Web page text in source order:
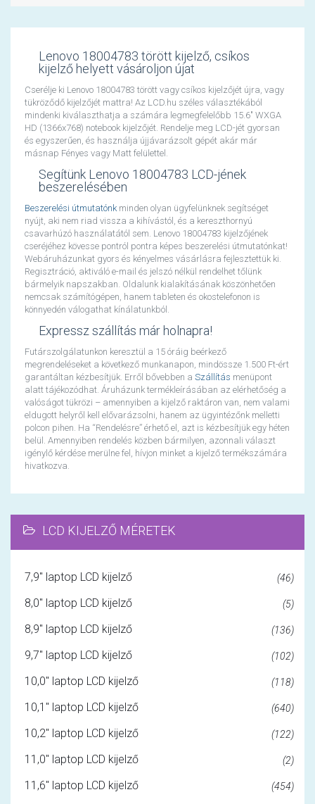
Lenovo 18004783 törött kijelző, csíkos
kijelző helyett vásároljon újat
Cserélje ki Lenovo 18004783 törött vagy csíkos kijelzőjét újra, vagy
tükröződő kijelzőjét mattra! Az LCD.hu széles választékából
mindenki kiválaszthatja a számára legmegfelelőbb 15.6" WXGA
HD (1366x768) notebook kijelzőjét. Rendelje meg LCD-jét gyorsan
és egyszerűen, és használja újjávarázsolt gépét akár már
másnap Fényes vagy Matt felülettel.
Segítünk Lenovo 18004783 LCD-jének
beszerelésében
Beszerelési útmutatónkminden olyan ügyfelünknek segítséget
nyújt, aki nem riad vissza a kihívástól, és a kereszthornyú
csavarhúzó használatától sem. Lenovo 18004783 kijelzőjének
cseréjéhez kövesse pontról pontra képes beszerelési útmutatónkat!
Webáruházunkat gyors és kényelmes vásárlásra fejlesztettük ki.
Regisztráció, aktiváló e-mail és jelszó nélkül rendelhet tőlünk
bármelyik napszakban. Oldalunk kialakításának köszönhetően
nemcsak számítógépen, hanem tableten és okostelefonon is
könnyedén válogathat kínálatunkból.
Expressz szállítás már holnapra!
Futárszolgálatunkon keresztül a 15 óráig beérkező
megrendeléseket a következő munkanapon, mindössze 1.500 Ft-ért
garantáltan kézbesítjük. Erről bővebben a Szállítás menüpont
alatt tájékozódhat. Áruházunk termékleírásában az elérhetőség a
valóságot tükrözi – amennyiben a kijelző raktáron van, nem valami
eldugott helyről kell elővarázsolni, hanem az ügyintézőnk melletti
polcon pihen. Ha “Rendelésre” érhető el, azt is kézbesítjük egy héten
belül. Amennyiben rendelés közben bármilyen, azonnali választ
igénylő kérdése merülne fel, hívjon minket a kijelző termékszámára
hivatkozva.
LCD KIJELZŐ MÉRETEK
7,9" laptop LCD kijelző (46)
8,0" laptop LCD kijelző (5)
8,9" laptop LCD kijelző (136)
9,7" laptop LCD kijelző (102)
10,0" laptop LCD kijelző (118)
10,1" laptop LCD kijelző (640)
10,2" laptop LCD kijelző (122)
11,0" laptop LCD kijelző (2)
11,6" laptop LCD kijelző (454)